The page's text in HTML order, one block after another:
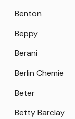
Benton
Beppy
Berani
Berlin Chemie
Beter
Betty Barclay